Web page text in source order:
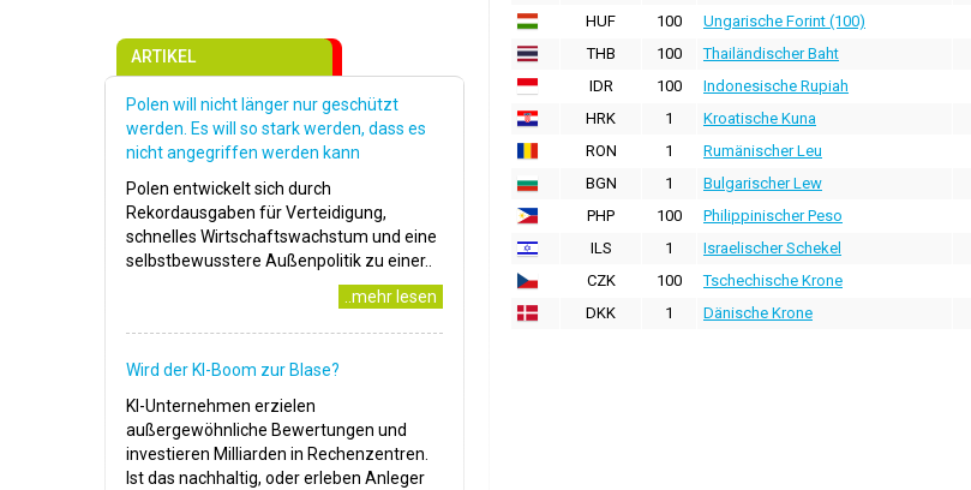
HUF
100 Ungarische Forint (100)
THB
100 Thailändischer Baht
IDR
100 Indonesische Rupiah
HRK
1 Kroatische Kuna
RON
1 Rumänischer Leu
BGN
1 Bulgarischer Lew
PHP
100 Philippinischer Peso
ILS
1 Israelischer Schekel
CZK
100 Tschechische Krone
DKK
1 Dänische Krone
ARTIKEL
Polen will nicht länger nur geschützt
werden. Es will so stark werden, dass es
nicht angegriffen werden kann
Polen entwickelt sich durch
Rekordausgaben für Verteidigung,
schnelles Wirtschaftswachstum und eine
selbstbewusstere Außenpolitik zu einer..
..mehr lesen
Wird der KI-Boom zur Blase?
KI-Unternehmen erzielen
außergewöhnliche Bewertungen und
investieren Milliarden in Rechenzentren.
Ist das nachhaltig, oder erleben Anleger